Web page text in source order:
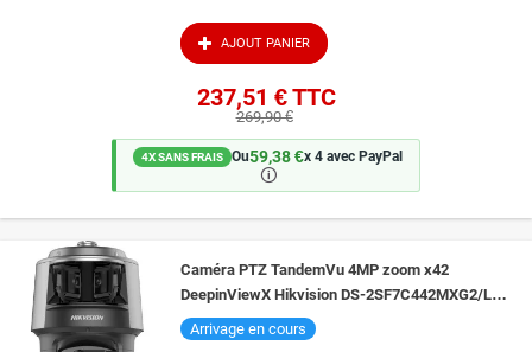
AJOUT PANIER
237,51 €TTC
269,90 €
4X SANS FRAIS Ou59,38 €x 4 avec PayPal
🛈
Caméra PTZ TandemVu 4MP zoom x42
DeepinViewX Hikvision DS-2SF7C442MXG2/LM-
ELWY/26 vision de nuit 400 couleur & DarkFighter
Arrivage en cours